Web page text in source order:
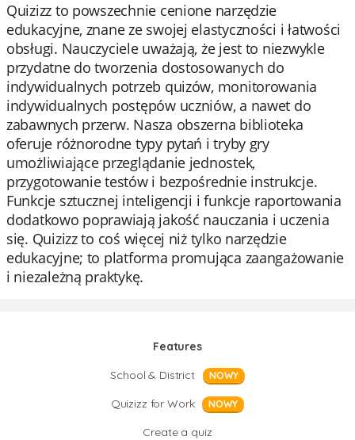
Quizizz to powszechnie cenione narzędzie
edukacyjne, znane ze swojej elastyczności i łatwości
obsługi. Nauczyciele uważają, że jest to niezwykle
przydatne do tworzenia dostosowanych do
indywidualnych potrzeb quizów, monitorowania
indywidualnych postępów uczniów, a nawet do
zabawnych przerw. Nasza obszerna biblioteka
oferuje różnorodne typy pytań i tryby gry
umożliwiające przeglądanie jednostek,
przygotowanie testów i bezpośrednie instrukcje.
Funkcje sztucznej inteligencji i funkcje raportowania
dodatkowo poprawiają jakość nauczania i uczenia
się. Quizizz to coś więcej niż tylko narzędzie
edukacyjne; to platforma promująca zaangażowanie
i niezależną praktykę.
Features
School & District
NOWY
Quizizz for Work NOWY
Create a quiz